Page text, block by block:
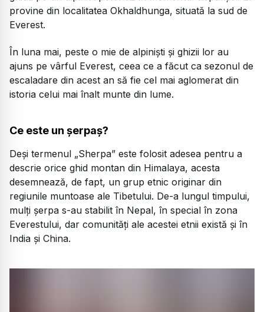
provine din localitatea Okhaldhunga, situată la sud de
Everest.
În luna mai, peste o mie de alpiniști și ghizii lor au
ajuns pe vârful Everest, ceea ce a făcut ca sezonul de
escaladare din acest an să fie cel mai aglomerat din
istoria celui mai înalt munte din lume.
Ce este un șerpaș?
Deși termenul „Sherpa” este folosit adesea pentru a
descrie orice ghid montan din Himalaya, acesta
desemnează, de fapt, un grup etnic originar din
regiunile muntoase ale Tibetului. De-a lungul timpului,
mulți șerpa s-au stabilit în Nepal, în special în zona
Everestului, dar comunități ale acestei etnii există și în
India și China.